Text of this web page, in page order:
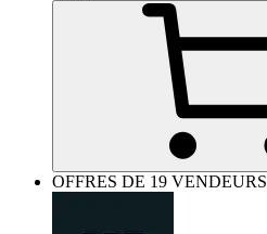
OFFRES DE 19 VENDEURS